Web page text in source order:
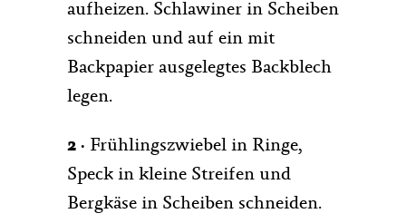
aufheizen. Schlawiner in Scheiben
schneiden und auf ein mit
Backpapier ausgelegtes Backblech
legen.
2 · Frühlingszwiebel in Ringe,
Speck in kleine Streifen und
Bergkäse in Scheiben schneiden.